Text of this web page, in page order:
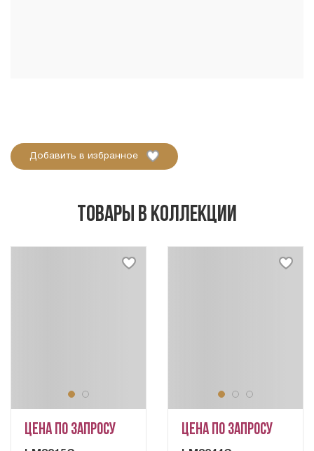
Добавить в избранное
Товары в коллекции
Цена по запросу Цена по запросу